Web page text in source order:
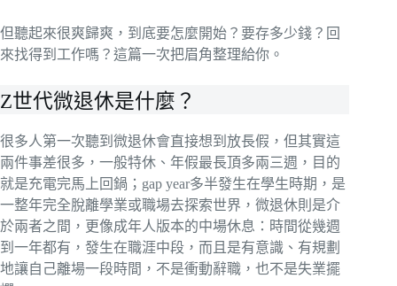
但聽起來很爽歸爽，到底要怎麼開始？要存多少錢？回
來找得到工作嗎？這篇一次把眉角整理給你。
Z世代微退休是什麼？
很多人第一次聽到微退休會直接想到放長假，但其實這
兩件事差很多，一般特休、年假最長頂多兩三週，目的
就是充電完馬上回鍋；gap year多半發生在學生時期，是
一整年完全脫離學業或職場去探索世界，微退休則是介
於兩者之間，更像成年人版本的中場休息：時間從幾週
到一年都有，發生在職涯中段，而且是有意識、有規劃
地讓自己離場一段時間，不是衝動辭職，也不是失業擺